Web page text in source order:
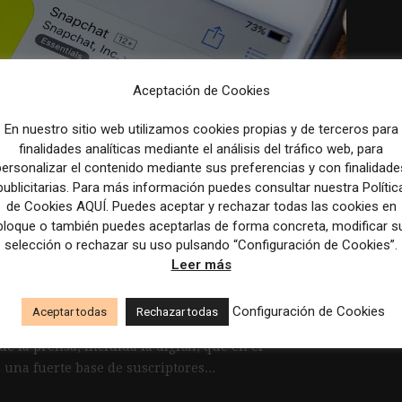
foco en Snapchat
la prensa, incluida la digital, que en el
fuerte base de suscriptores...
Aceptación de Cookies
En nuestro sitio web utilizamos cookies propias y de terceros para
finalidades analíticas mediante el análisis del tráfico web, para
el contenido mediante sus preferencias y con
Para más información puedes consultar nuestra
de Cookies AQUÍ. Puedes aceptar y rechazar todas las cookies en
o también puedes aceptarlas de forma concreta, modificar
selección o rechazar su uso pulsando “Configuración de Cookies”.
Leer más
Aceptar todas Rechazar todas Configuración de Cookies